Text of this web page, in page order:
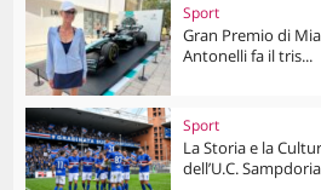
Sport
Gran Premio di
Antonelli fa il tris...
Sport
La Storia e la
dell’U.C. Sampdoria